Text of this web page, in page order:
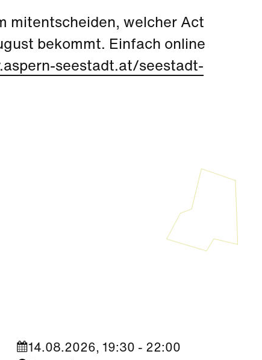
mitentscheiden, welcher Act
bekommt. Einfach online
seestadt.at/seestadt-
14.08.2026, 19:30 - 22:00